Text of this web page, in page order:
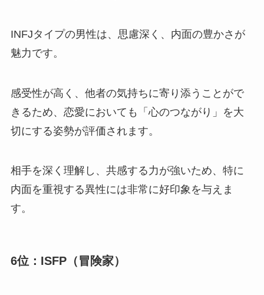
INFJタイプの男性は、思慮深く、内面の豊かさが
魅力です。
感受性が高く、他者の気持ちに寄り添うことがで
きるため、恋愛においても「心のつながり」を大
切にする姿勢が評価されます。
相手を深く理解し、共感する力が強いため、特に
内面を重視する異性には非常に好印象を与えま
す。
6位：ISFP（冒険家）